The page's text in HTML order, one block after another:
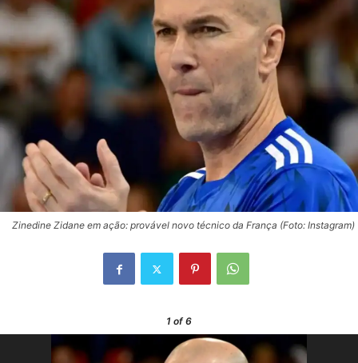
Zinedine Zidane em ação: provável novo técnico da França (Foto: Instagram)
1 of 6